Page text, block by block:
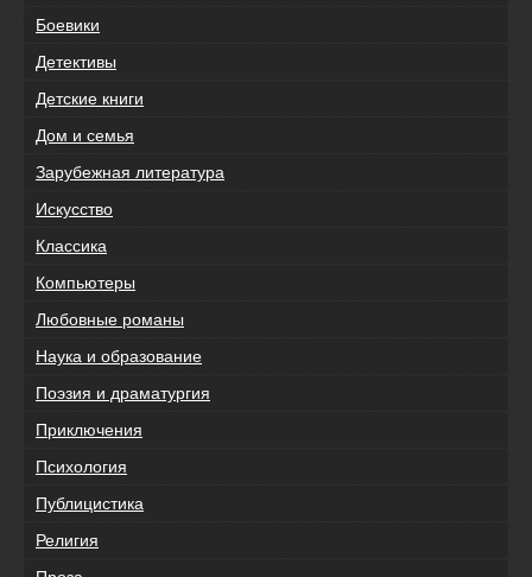
Боевики
Детективы
Детские книги
Дом и семья
Зарубежная литература
Искусство
Классика
Компьютеры
Любовные романы
Наука и образование
Поэзия и драматургия
Приключения
Психология
Публицистика
Религия